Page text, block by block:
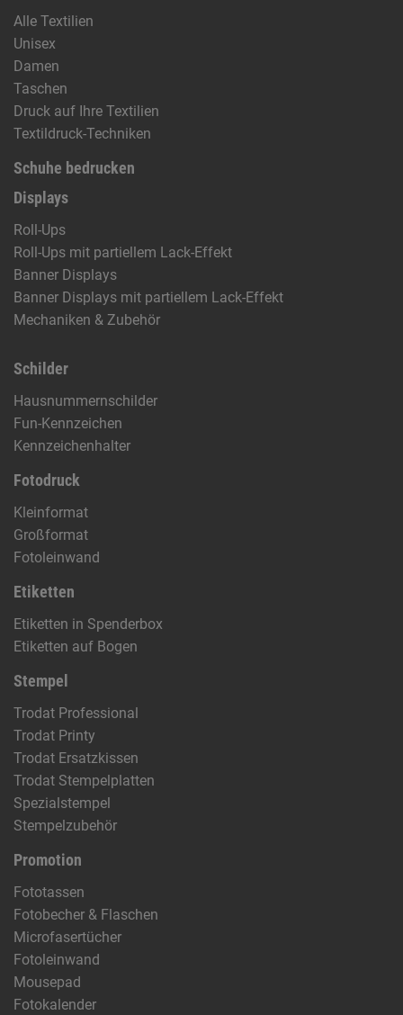
Alle Textilien
Unisex
Damen
Taschen
Druck auf Ihre Textilien
Textildruck-Techniken
Schuhe bedrucken
Displays
Roll-Ups
Roll-Ups mit partiellem Lack-Effekt
Banner Displays
Banner Displays mit partiellem Lack-Effekt
Mechaniken & Zubehör
Schilder
Hausnummernschilder
Fun-Kennzeichen
Kennzeichenhalter
Fotodruck
Kleinformat
Großformat
Fotoleinwand
Etiketten
Etiketten in Spenderbox
Etiketten auf Bogen
Stempel
Trodat Professional
Trodat Printy
Trodat Ersatzkissen
Trodat Stempelplatten
Spezialstempel
Stempelzubehör
Promotion
Fototassen
Fotobecher & Flaschen
Microfasertücher
Fotoleinwand
Mousepad
Fotokalender